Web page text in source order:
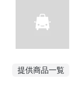
提供商品一覧